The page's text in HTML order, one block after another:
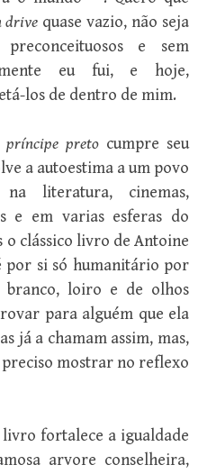
drive quase vazio, não seja
e sem
eu fui, e hoje,
los de dentro de mim.
príncipe pretocumpre seu
a autoestima a um povo
literatura, cinemas,
e em varias esferas do
o clássico livro de Antoine
por si só humanitário por
branco, loiro e de olhos
para alguém que ela
já a chamam assim, mas,
preciso mostrar no reflexo
fortalece a igualdade
arvore conselheira,